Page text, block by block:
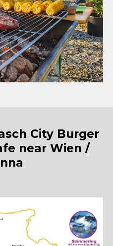
City Burger
near Wien /